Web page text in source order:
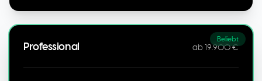
Beliebt
Professional ab 19.900 €